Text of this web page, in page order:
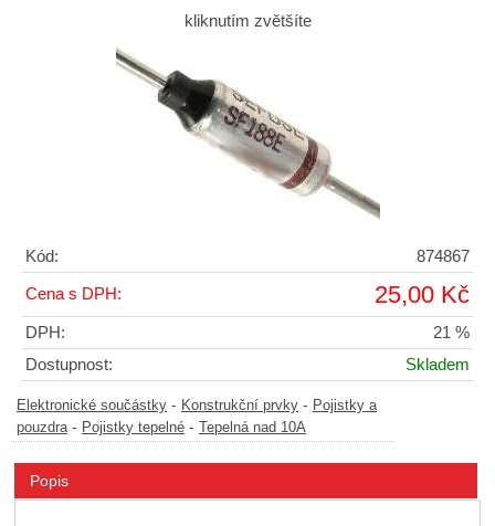
kliknutím zvětšíte
Kód: 874867
Cena s DPH: 25,00 Kč
DPH:
21 %
Dostupnost:
Skladem
Elektronické součástky - Konstrukční prvky - Pojistky a
pouzdra- Pojistky tepelné - Tepelná nad 10A
Popis